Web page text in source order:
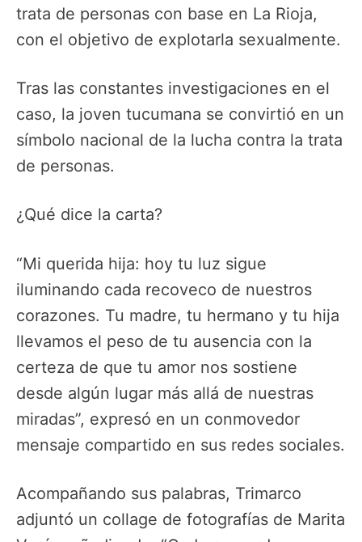
trata de personas con base en La Rioja,
con el objetivo de explotarla sexualmente.
Tras las constantes investigaciones en el
caso, la joven tucumana se convirtió en un
símbolo nacional de la lucha contra la trata
de personas.
¿Qué dice la carta?
“Mi querida hija: hoy tu luz sigue
iluminando cada recoveco de nuestros
corazones. Tu madre, tu hermano y tu hija
llevamos el peso de tu ausencia con la
certeza de que tu amor nos sostiene
desde algún lugar más allá de nuestras
miradas”, expresó en un conmovedor
mensaje compartido en sus redes sociales.
Acompañando sus palabras, Trimarco
adjuntó un collage de fotografías de Marita